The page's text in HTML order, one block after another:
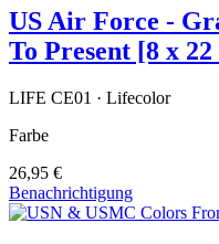
US Air Force -
To Present [8 x 22
LIFE CE01 · Lifecolor
Farbe
26,95 €
Benachrichtigung